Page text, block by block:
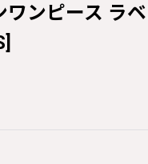
ンピース ラ
]